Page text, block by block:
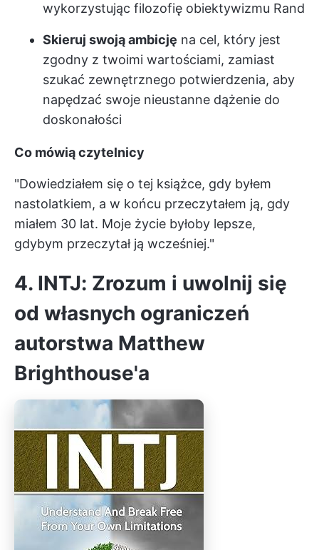
wykorzystując filozofię obiektywizmu Rand
Skieruj swoją ambicję na cel, który jest
zgodny z twoimi wartościami, zamiast
szukać zewnętrznego potwierdzenia, aby
napędzać swoje nieustanne dążenie do
doskonałości
Co mówią czytelnicy
"Dowiedziałem się o tej książce, gdy byłem
nastolatkiem, a w końcu przeczytałem ją, gdy
miałem 30 lat. Moje życie byłoby lepsze,
gdybym przeczytał ją wcześniej."
4. INTJ: Zrozum i uwolnij się
od własnych ograniczeń
autorstwa Matthew
Brighthouse'a